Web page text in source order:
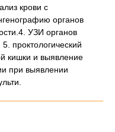
крови с
органов
УЗИ органов
проктологический
кишки и выявление
при выявлении